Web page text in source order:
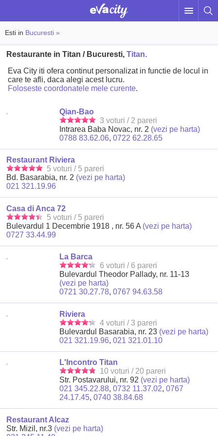
Esti in Bucuresti »
Restaurante in Titan / Bucuresti,Titan.
Eva City iti ofera continut personalizat in functie de locul in
care te afli, daca alegi acest lucru.
Foloseste coordonatele mele curente.
Qian-Bao
3 voturi / 2 pareri
Intrarea Baba Novac, nr. 2 (vezi pe harta)
0788 83.62.06,0722 62.28.65
Restaurant Riviera
5 voturi / 5 pareri
Bd. Basarabia, nr. 2 (vezi pe harta)
021 321.19.96
Casa di Anca 72
5 voturi / 5 pareri
Bulevardul 1 Decembrie 1918 , nr. 56 A (vezi pe harta)
0727 33.44.99
La Barca
6 voturi / 6 pareri
Bulevardul Theodor Pallady, nr. 11-13
(vezi pe harta)
0721 30.27.78,0767 94.63.58
Riviera
4 voturi / 3 pareri
Bulevardul Basarabia, nr. 23 (vezi pe harta)
021 321.19.96,021 321.01.10
L'Incontro Titan
10 voturi / 20 pareri
Str. Postavarului, nr. 92 (vezi pe harta)
021 345.22.88,0732 11.37.02,0767
24.17.45,0740 38.84.68
Restaurant Alcaz
Str. Mizil, nr.3 (vezi pe harta)